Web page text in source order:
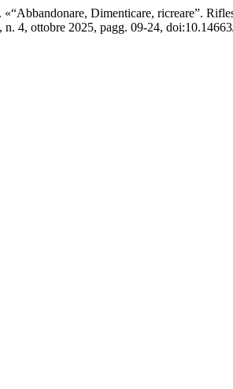
«“Abbandonare, Dimenticare, ricreare”.
n. 4, ottobre 2025, pagg. 09-24,